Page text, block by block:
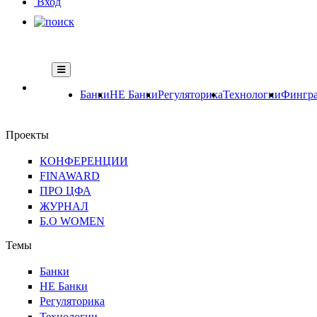
БанкиНЕ БанкиРегуляторикаТехнологии
Проекты
КОНФЕРЕНЦИИ
FINAWARD
ПРО ЦФА
ЖУРНАЛ
Б.О WOMEN
Темы
Банки
НЕ Банки
Регуляторика